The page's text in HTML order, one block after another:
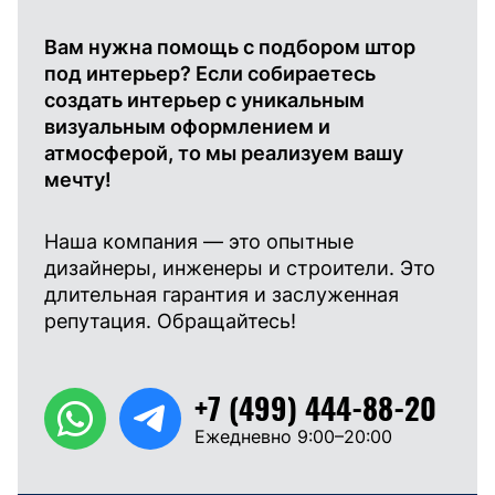
Вам нужна помощь с подбором штор
под интерьер? Если собираетесь
создать интерьер с уникальным
визуальным оформлением и
атмосферой, то мы реализуем вашу
мечту!
Наша компания — это опытные
дизайнеры, инженеры и строители. Это
длительная гарантия и заслуженная
репутация. Обращайтесь!
+7 (499) 444-88-20
Ежедневно 9:00–20:00